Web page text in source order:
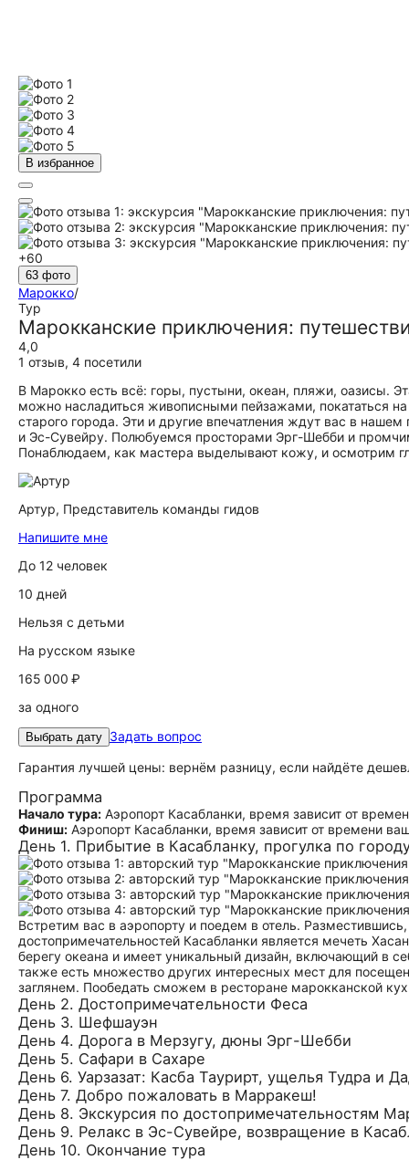
В избранное
+60
63 фото
Марокко/
Тур
Марокканские приключения:
4,0
1 отзыв, 4 посетили
В Марокко есть всё: горы, пустыни, океан, пляжи, оазисы.
можно насладиться живописными пейзажами, покататься
старого города. Эти и другие впечатления ждут вас в
и Эс-Сувейру. Полюбуемся просторами Эрг-Шебби и
Понаблюдаем, как мастера выделывают кожу, и осмотрим
Артур, Представитель команды гидов
Напишите мне
До 12 человек
10 дней
Нельзя с детьми
На русском языке
165 000 ₽
за одного
Выбрать дату Задать вопрос
Гарантия лучшей цены: вернём разницу, если найдёте
Программа
Начало тура: Аэропорт Касабланки, время зависит от
Финиш: Аэропорт Касабланки, время зависит от времени
День 1. Прибытие в Касабланку, прогулка по
Встретим вас в аэропорту и поедем в отель.
достопримечательностей Касабланки является мечеть
берегу океана и имеет уникальный дизайн, включающий в
также есть множество других интересных мест для
заглянем. Пообедать сможем в ресторане марокканской
День 2. Достопримечательности Феса
День 3. Шефшауэн
День 4. Дорога в Мерзугу, дюны Эрг-Шебби
День 5. Сафари в Сахаре
День 6. Уарзазат: Касба Таурирт, ущелья Тудра и
День 7. Добро пожаловать в Марракеш!
День 8. Экскурсия по достопримечательностям
День 9. Релакс в Эс-Сувейре, возвращение в
День 10. Окончание тура